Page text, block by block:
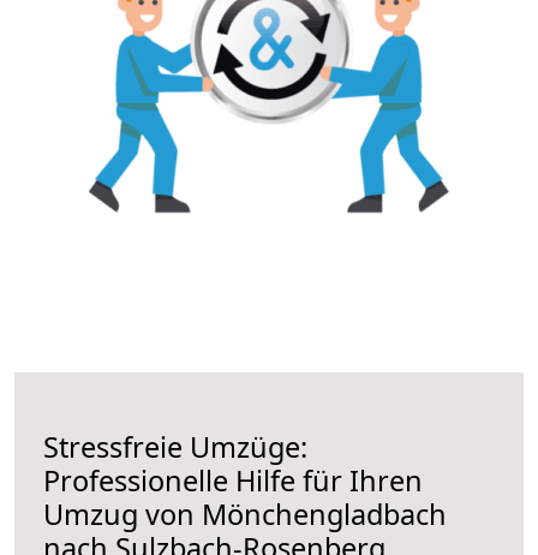
Stressfreie Umzüge:
Professionelle Hilfe für Ihren
Umzug von Mönchengladbach